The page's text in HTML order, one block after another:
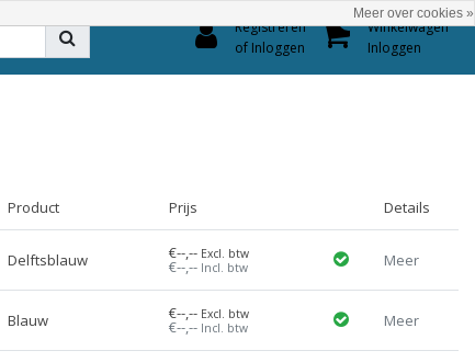
Registreren
of Inloggen
Winkelwagen
Inloggen
Product Prijs Details
Delftsblauw €--,-- Excl. btw
€--,-- Incl. btw Meer
Blauw €--,-- Excl. btw
€--,-- Incl. btw Meer
Meer over cookies »